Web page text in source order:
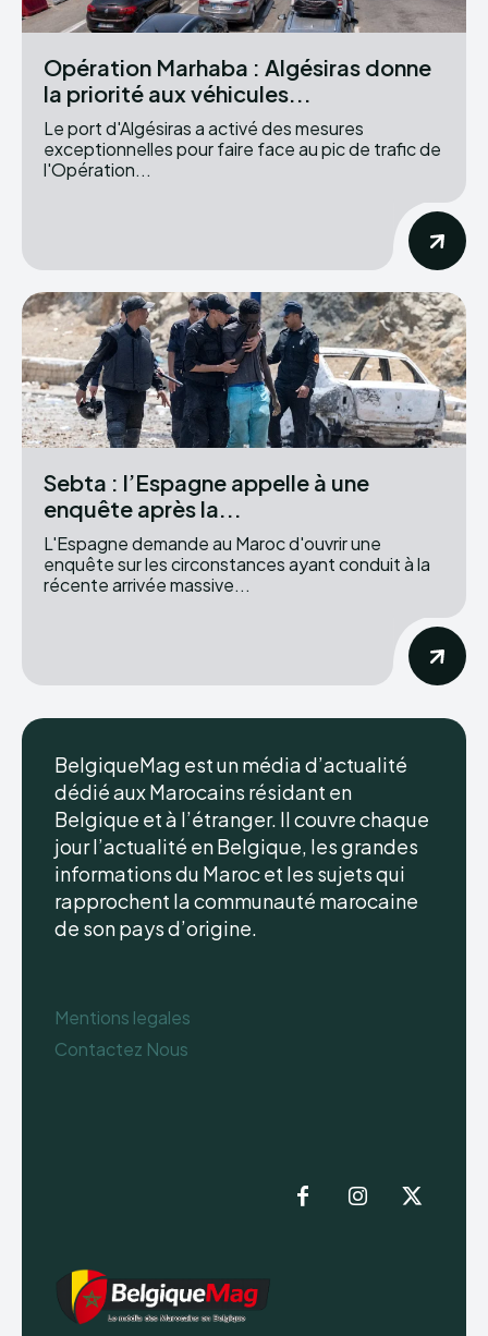
Opération Marhaba : Algésiras donne
la priorité aux véhicules...
Le port d'Algésiras a activé des mesures
exceptionnelles pour faire face au pic de trafic de
l'Opération...
Sebta : l’Espagne appelle à une
enquête après la...
L'Espagne demande au Maroc d'ouvrir une
enquête sur les circonstances ayant conduit à la
récente arrivée massive...
BelgiqueMag est un média d’actualité
dédié aux Marocains résidant en
Belgique et à l’étranger. Il couvre chaque
jour l’actualité en Belgique, les grandes
informations du Maroc et les sujets qui
rapprochent la communauté marocaine
de son pays d’origine.
Mentions legales
Contactez Nous